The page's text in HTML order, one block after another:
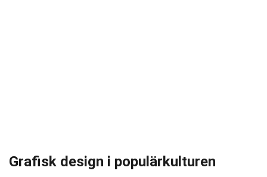
Grafisk design i populärkulturen